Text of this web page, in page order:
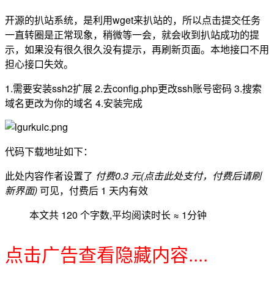
开源的扒站系统，是利用wget来扒站的，所以点击提交任务
一直转圈是正常现象，稍微等一会，就会收到扒站成功的提
示，如果没有很久很久没有提示，再刷新页面。本地接口不用
担心接口失效。
1.需要安装ssh2扩展 2.去config.php更改ssh账号密码 3.搜索
域名更改为你的域名 4.安装完成
代码下载地址如下：
此处内容作者设置了 付费0.3 元(点击此处支付，付费后请刷
新界面)可见，付费后 1 天内有效
本文共 120 个字数,平均阅读时长 ≈ 1分钟
点击广告查看隐藏内容....